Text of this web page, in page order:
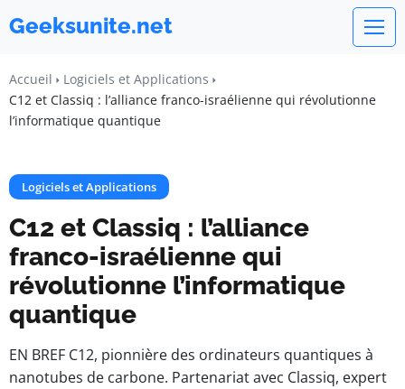
Geeksunite.net
Accueil
Logiciels et Applications
C12 et Classiq : l’alliance franco-israélienne qui révolutionne
l’informatique quantique
Logiciels et Applications
C12 et Classiq : l’alliance
franco-israélienne qui
révolutionne l’informatique
quantique
EN BREF C12, pionnière des ordinateurs quantiques à
nanotubes de carbone. Partenariat avec Classiq, expert